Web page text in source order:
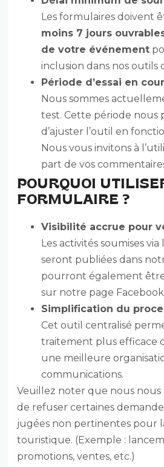
Les formulaires doivent
moins 7 jours
de votre événement
inclusion dans nos outils
Période d’essai en
Nous sommes
test. Cette période nous
d’ajuster l’outil en
Nous vous invitons à
part de vos
POURQUOI
FORMULAIRE ?
Visibilité accrue pour
Les activités soumises
seront publiées dans
pourront également
sur notre page
Simplification du
Cet outil centralisé
traitement plus efficace
une meilleure
communications.
Veuillez noter que nous nous
de refuser certaines
jugées non pertinentes pour
touristique. (Exemple :
promotions, ventes, etc.)